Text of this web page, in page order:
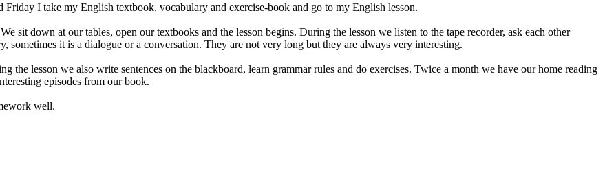
I take my English textbook, vocabulary and exercise-book and go to my English lesson.
sit down at our tables, open our textbooks and the lesson begins. During the lesson we listen to the tape recorder, ask each other
sometimes it is a dialogue or a conversation. They are not very long but they are always very interesting.
the lesson we also write sentences on the blackboard, learn grammar rules and do exercises. Twice a month we have our home reading
episodes from our book.
well.